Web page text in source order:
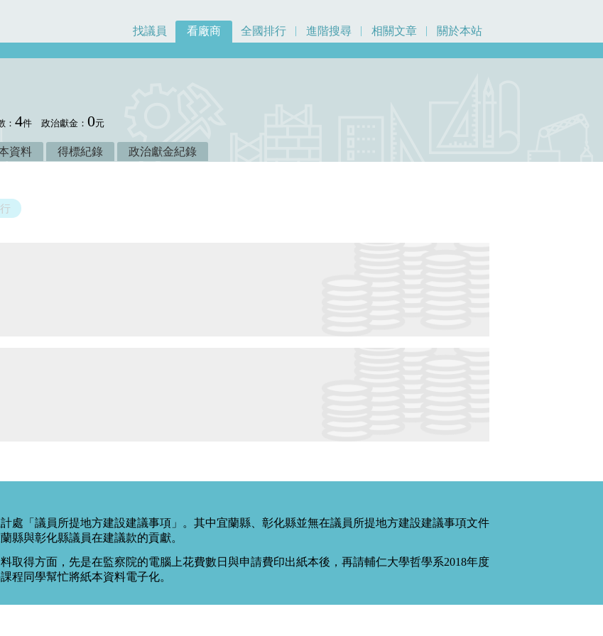
找議員 看廠商 全國排行 進階搜尋 相關文章 關於本站
：4件 政治獻金：0元
資料 得標紀錄 政治獻金紀錄
計處「議員所提地方建設建議事項」。其中宜蘭縣、彰化縣並無在議員所提地方建設建議事項文件
縣與彰化縣議員在建議款的貢獻。
取得方面，先是在監察院的電腦上花費數日與申請費印出紙本後，再請輔仁大學哲學系2018年度
程同學幫忙將紙本資料電子化。